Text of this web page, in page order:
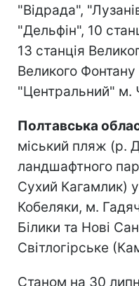
"Відрада",
"Дельфін", 10
13 станція
Великого
"Центральний" м.
Полтавська
міський пляж (р.
ландшафтного
Сухий Кагамлик)
Кобеляки, м.
Білики та Нові
Світлогірське
Станом на 30